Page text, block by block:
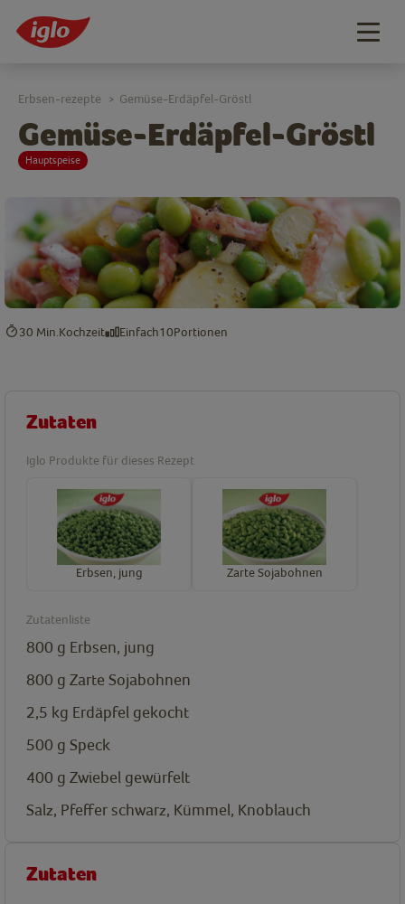
Gemüse-Erdäpfel-Gröstl
Hauptspeise
Erbsen-rezepte > Gemüse-Erdäpfel-Gröstl
30 Min. Kochzeit Einfach10Portionen
Zutaten
Iglo Produkte für dieses Rezept
Erbsen, jung Zarte Sojabohnen
Zutatenliste
800 g Erbsen, jung
800 g Zarte Sojabohnen
2,5 kg Erdäpfel gekocht
500 g Speck
400 g Zwiebel gewürfelt
Salz, Pfeffer schwarz, Kümmel, Knoblauch
Zutaten